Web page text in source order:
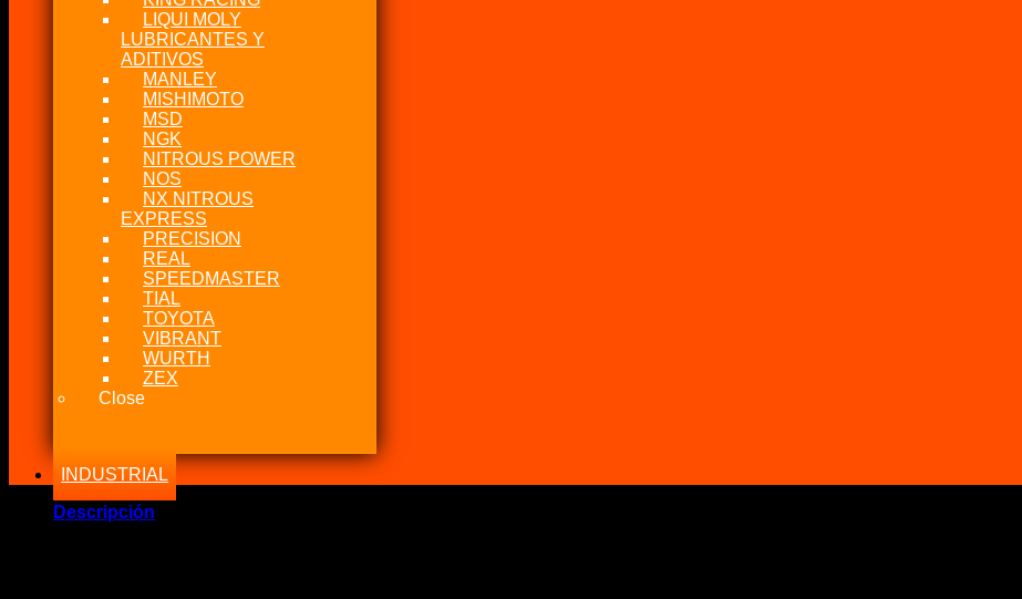
LIQUI MOLY
LUBRICANTES Y
ADITIVOS
MANLEY
MISHIMOTO
MSD
NGK
NITROUS POWER
NOS
NX NITROUS
EXPRESS
PRECISION
REAL
SPEEDMASTER
TIAL
TOYOTA
VIBRANT
WURTH
ZEX
Close
INDUSTRIAL
Descripción